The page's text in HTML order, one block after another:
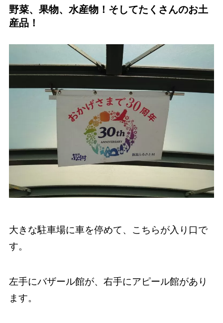
野菜、果物、水産物！そしてたくさんのお土
産品！
大きな駐車場に車を停めて、こちらが入り口で
す。
左手にバザール館が、右手にアピール館があり
ます。